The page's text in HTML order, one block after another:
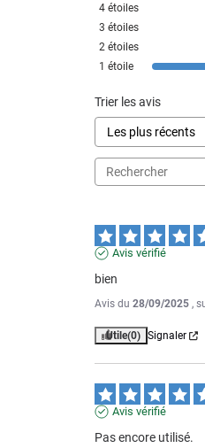
4 étoiles
3 étoiles
2 étoiles
1 étoile
Trier les avis
Avis vérifié
bien
Avis du 28/09/2025 ,
Utile(0) Signaler
Avis vérifié
Pas encore utilisé.